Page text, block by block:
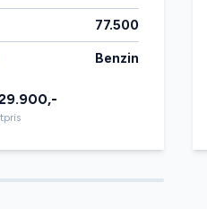
77.500
Benzin